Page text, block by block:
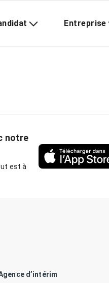
Entreprise
notre
est à
d’intérim